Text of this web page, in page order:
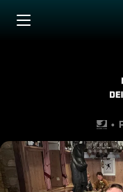
Zum Inhalt